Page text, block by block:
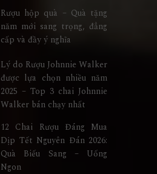
Rượu hộp quà – Quà tặng
năm mới sang trọng, đẳng
cấp và đầy ý nghĩa
Lý do Rượu Johnnie Walker
được lựa chọn nhiều năm
2025 – Top 3 chai Johnnie
Walker bán chạy nhất
12 Chai Rượu Đáng Mua
Dịp Tết Nguyên Đán 2026:
Quà Biếu Sang – Uống
Ngon